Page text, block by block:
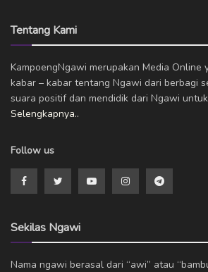
Tentang Kami
KampoengNgawi merupakan Media Online
kabar – kabar tentang Ngawi dari berbagi
suara positif dan mendidik dari Ngawi
Selengkapnya..
Follow us
Sekilas Ngawi
Nama ngawi berasal dari “awi” atau